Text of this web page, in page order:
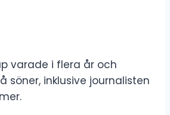
varade i flera år och
söner, inklusive journalisten